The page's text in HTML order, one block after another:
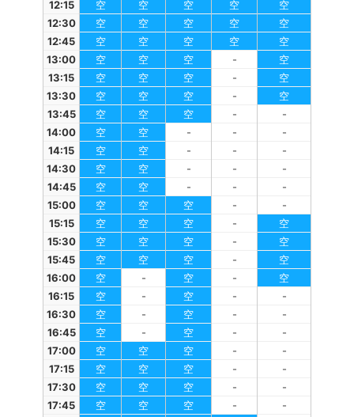
12:15
空 空 空 空
空
12:30
空 空 空 空
空
12:45
空 空 空 空
空
13:00
空 空 空 -
空
13:15
空 空 空 -
空
13:30
空 空 空 -
空
13:45
空 空 空 -
-
14:00
空 空 - -
-
14:15
空 空 - -
-
14:30
空 空 - -
-
14:45
空 空 - -
-
15:00
空 空 空 -
-
15:15
空 空 空 -
空
15:30
空 空 空 -
空
15:45
空 空 空 -
空
16:00
空 - 空 -
空
16:15
空 - 空 -
-
16:30
空 - 空 -
-
16:45
空 - 空 -
-
17:00
空 空 空 -
-
17:15
空 空 空 -
-
17:30
空 空 空 -
-
17:45
空 空 空 -
-